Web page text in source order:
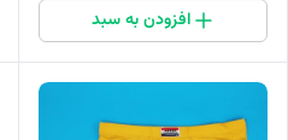
افزودن به سبد